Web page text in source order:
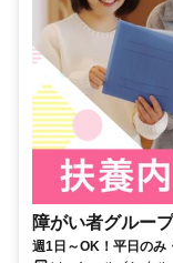
障がい者グルー
週1日～OK！平日のみ